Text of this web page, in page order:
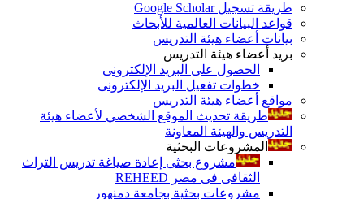
طريقة تسجيل Google Scholar
قواعد البيانات العالمية للأبحاث
بيانات أعضاء هيئة التدريس
بريد أعضاء هيئة التدريس
الحصول على البريد الإلكترونى
خطوات تفعيل البريد الإلكترونى
مواقع أعضاء هيئة التدريس
طريقة تحديث الموقع الشخصي لأعضاء هيئة
التدريس والهيئة المعاونة
المشروعات البحثية
مشروع بحثى إعادة صياغة تدريس التراث
الثقافى فى مصر REHEED
مشروعات بحثية بجامعة دمنهور